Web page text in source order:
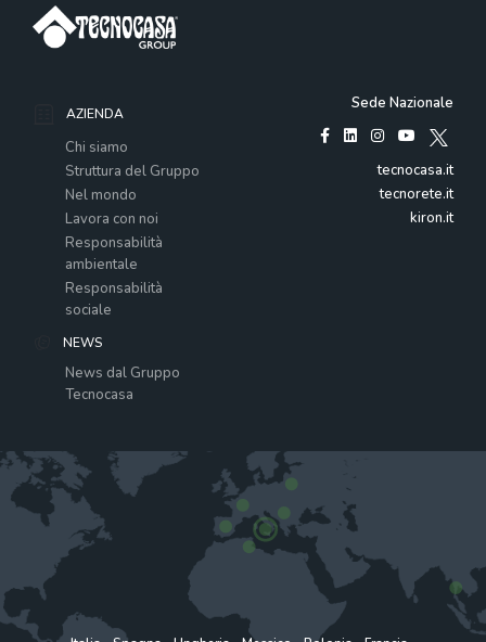
AZIENDA
Chi siamo
Struttura del Gruppo
Nel mondo
Lavora con noi
Responsabilità
ambientale
Responsabilità
sociale
NEWS
News dal Gruppo
Tecnocasa
Sede Nazionale
tecnocasa.it
tecnorete.it
kiron.it